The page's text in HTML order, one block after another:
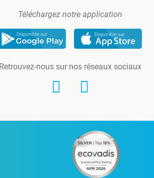
Téléchargez notre application
Retrouvez-nous sur nos réseaux sociaux